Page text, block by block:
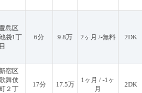
豊島区
袋1丁
目
6分 9.8万 2ヶ月 /-無料 2DK
新宿区
舞伎
２丁
17分 17.5万
1ヶ月 / -1ヶ
月
2DK